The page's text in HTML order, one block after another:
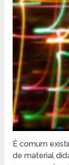
É comum
de material